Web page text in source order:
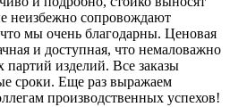
неизбежно сопровождают
мы очень благодарны. Ценовая
и доступная, что немаловажно
изделий. Все заказы
сроки. Еще раз выражаем
производственных успехов!